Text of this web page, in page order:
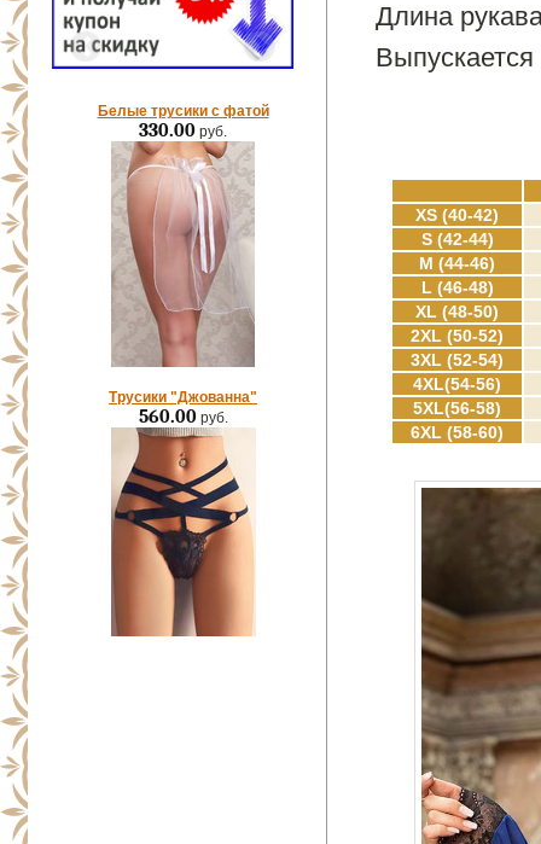
Белые трусики с фатой
330.00 руб.
Трусики "Джованна"
560.00руб.
Длина
XS (40-42)
S (42-44)
M (44-46)
L (46-48)
XL (48-50)
2XL (50-52)
3XL (52-54)
4XL(54-56)
5XL(56-58)
6XL (58-60)